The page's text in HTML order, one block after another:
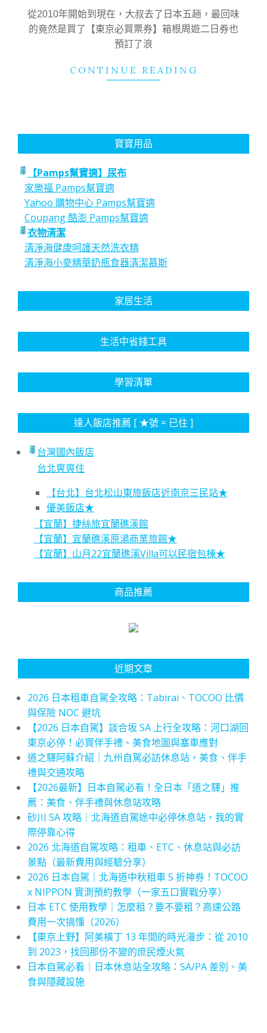
14
從2010年開始到現在，大叔去了日本五趟，最回味
的竟然是買了【東京必買票券】箱根周遊二日券也
預訂了浪
CONTINUE READING
寶寶用品
【Pamps幫寶適】尿布
家樂福 Pamps幫寶適
Yahoo 購物中心 Pamps幫寶適
Coupang 酷澎 Pamps幫寶適
衣物清潔
清淨海健康呵護天然洗衣精
清淨海小麥精華奶瓶食器清潔慕斯
家居生活
生活中省錢工具
學習清單
達人飯店推薦 [ ★號 = 已住 ]
台灣國內飯店
台北爽爽住
【台北】台北松山東旅飯店近南京三民站★
優美飯店★
【宜蘭】捷絲旅宜蘭礁溪館
【宜蘭】宜蘭礁溪原湯商業旅館★
【宜蘭】山月22宜蘭礁溪Villa可以民宿包棟★
商品推薦
近期文章
2026 日本租車自駕全攻略：Tabirai、TOCOO 比價
與保險 NOC 避坑
【2026 日本自駕】談合坂 SA 上行全攻略：河口湖回
東京必停！必買伴手禮、美食地圖與塞車應對
道之驛阿蘇介紹｜九州自駕必訪休息站，美食、伴手
禮與交通攻略
【2026最新】日本自駕必看！全日本「道之驛」推
薦：美食、伴手禮與休息站攻略
砂川 SA 攻略｜北海道自駕途中必停休息站，我的實
際停靠心得
2026 北海道自駕攻略：租車、ETC、休息站與必訪
景點（最新費用與經驗分享）
2026 日本自駕｜北海道中秋租車 5 折神券！TOCOO
x NIPPON 實測預約教學（一家五口實戰分享）
日本 ETC 使用教學｜怎麼租？要不要租？高速公路
費用一次搞懂（2026）
【東京上野】阿美橫丁 13 年間的時光漫步：從 2010
到 2023，找回那份不變的庶民煙火氣
日本自駕必看｜日本休息站全攻略：SA/PA 差別、美
食與隱藏設施